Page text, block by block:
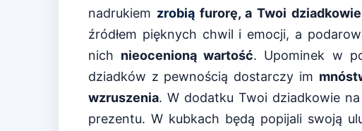
nadrukiem zrobiąfurorę, a Twoi
źródłem pięknych chwil i emocji, a
nich nieocenioną wartość. Upominek w
dziadków z pewnością dostarczy im
wzruszenia. W dodatku Twoi dziadkowie
prezentu. W kubkach będą popijali swoją